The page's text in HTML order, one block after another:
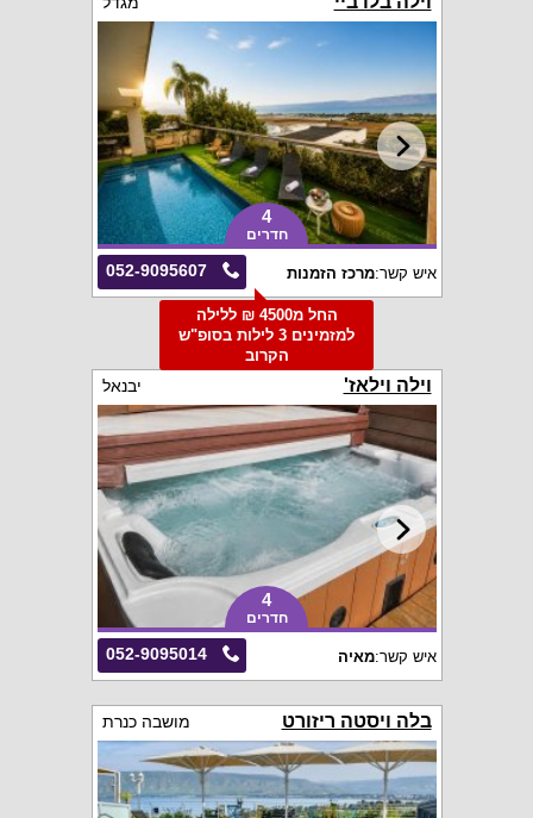
4
חדרים
052-9095607 איש קשר:מרכז הזמנות
החל מ4500 ₪ ללילה
למזמינים 3 לילות בסופ"ש
הקרוב
וילה וילאז' יבנאל
4
חדרים
052-9095014 איש קשר:מאיה
בלה ויסטה ריזורט מושבה כנרת